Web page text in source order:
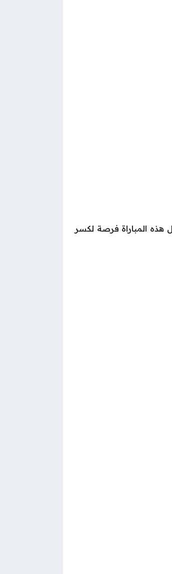
حيث تعرض لـ3 خسائر وتعادل في 3 مواجهات، ما يجعل هذه المباراة فرصة لكسر